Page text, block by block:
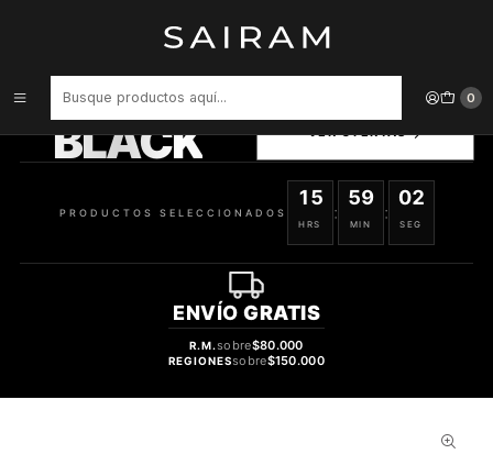
0
Funda Tactica Songz Para Movil Samsung A03S 617930350138
BLACK
SELECCIONADOS
PRODUCTOS SELECCIONADOS
15
HRS
:
59
MIN
:
01
SEG
ENVÍO GRATIS
R.M.sobre$80.000
REGIONESsobre$150.000